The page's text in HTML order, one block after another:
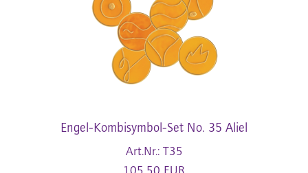
Engel-Kombisymbol-Set No. 35 Aliel
Art.Nr.: T35